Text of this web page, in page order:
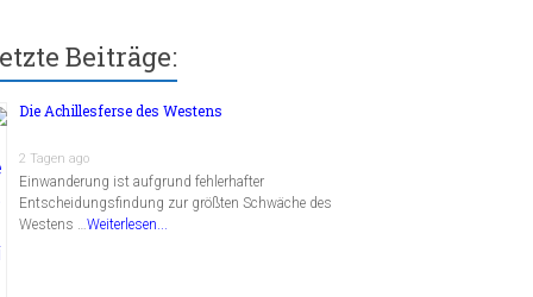
Beiträge:
Die Achillesferse des Westens
2 Tagen ago
Einwanderung ist aufgrund fehlerhafter
Entscheidungsfindung zur größten Schwäche des
Westens …Weiterlesen...